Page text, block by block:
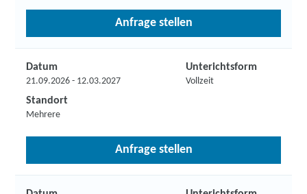
Anfrage stellen
Datum
21.09.2026 - 12.03.2027
Unterichtsform
Vollzeit
Standort
Mehrere
Anfrage stellen